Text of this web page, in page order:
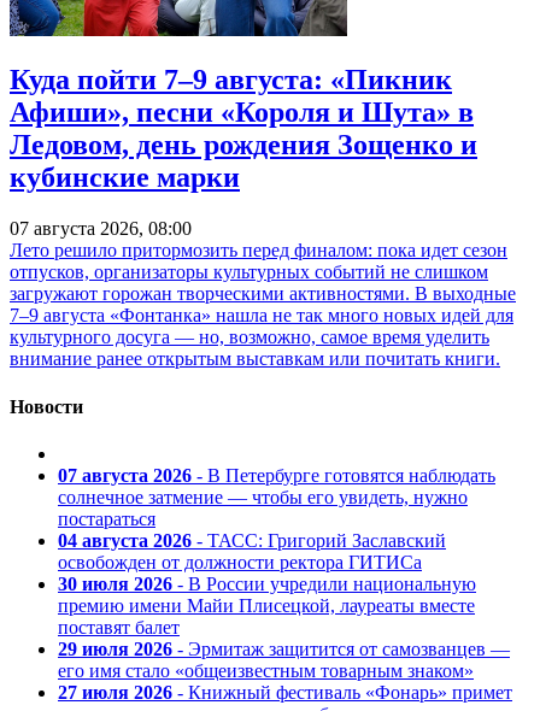
Куда пойти 7–9 августа: «Пикник
Афиши», песни «Короля и Шута» в
Ледовом, день рождения Зощенко и
кубинские марки
07 августа 2026, 08:00
Лето решило притормозить перед финалом: пока идет сезон
отпусков, организаторы культурных событий не слишком
загружают горожан творческими активностями. В выходные
7–9 августа «Фонтанка» нашла не так много новых идей для
культурного досуга — но, возможно, самое время уделить
внимание ранее открытым выставкам или почитать книги.
Новости
07 августа 2026 - В Петербурге готовятся наблюдать
солнечное затмение — чтобы его увидеть, нужно
постараться
04 августа 2026 - ТАСС: Григорий Заславский
освобожден от должности ректора ГИТИСа
30 июля 2026 - В России учредили национальную
премию имени Майи Плисецкой, лауреаты вместе
поставят балет
29 июля 2026 - Эрмитаж защитится от самозванцев —
его имя стало «общеизвестным товарным знаком»
27 июля 2026 - Книжный фестиваль «Фонарь» примет